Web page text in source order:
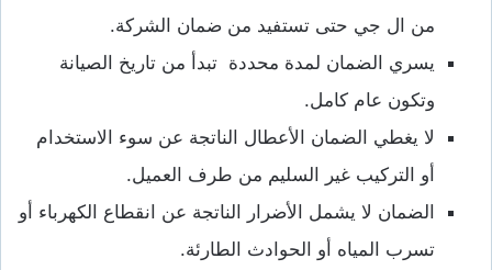
من ال جي حتى تستفيد من ضمان الشركة.
يسري الضمان لمدة محددة تبدأ من تاريخ الصيانة
وتكون عام كامل.
لا يغطي الضمان الأعطال الناتجة عن سوء الاستخدام
أو التركيب غير السليم من طرف العميل.
الضمان لا يشمل الأضرار الناتجة عن انقطاع الكهرباء أو
تسرب المياه أو الحوادث الطارئة.